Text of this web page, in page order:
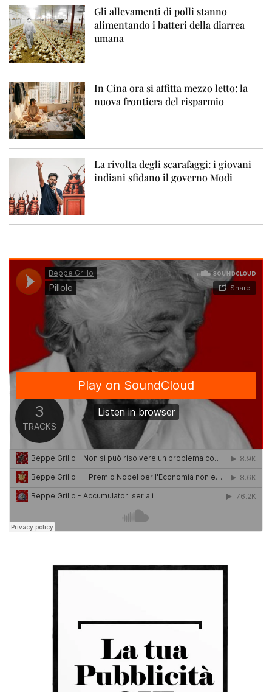
Gli allevamenti di polli stanno
alimentando i batteri della diarrea
umana
In Cina ora si affitta mezzo letto: la
nuova frontiera del risparmio
La rivolta degli scarafaggi: i giovani
indiani sfidano il governo Modi